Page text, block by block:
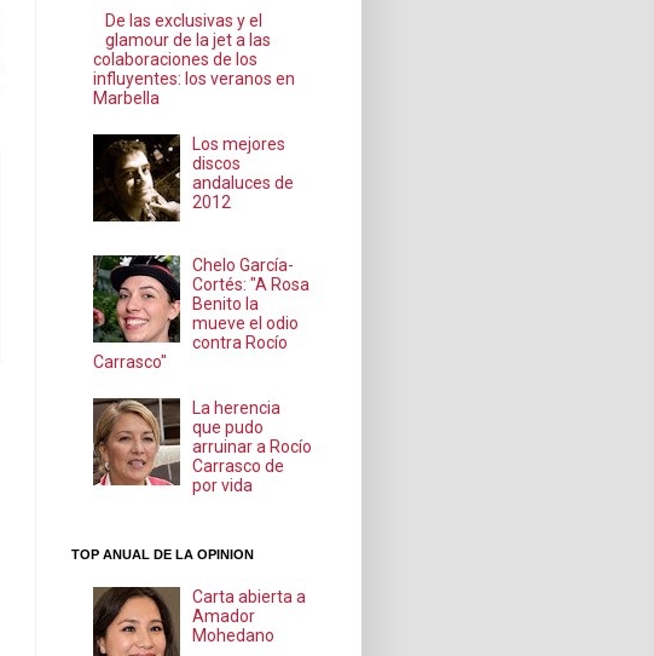
De las exclusivas y el
glamour de la jet a las
colaboraciones de los
influyentes: los veranos en
Marbella
Los mejores
discos
andaluces de
2012
Chelo García-
Cortés: "A Rosa
Benito la
mueve el odio
contra Rocío
Carrasco"
La herencia
que pudo
arruinar a Rocío
Carrasco de
por vida
TOP ANUAL DE LA OPINION
Carta abierta a
Amador
Mohedano